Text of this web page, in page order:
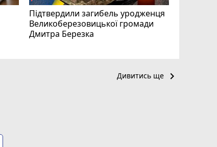
Підтвердили загибель уродженця
Великоберезовицької громади
Дмитра Березка
Дивитись ще keyboard_arrow_right